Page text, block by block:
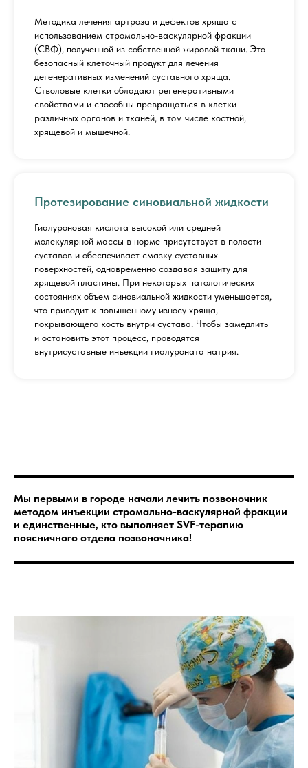
Методика лечения артроза и дефектов хряща с
использованием стромально-васкулярной фракции
(СВФ), полученной из собственной жировой ткани. Это
безопасный клеточный продукт для лечения
дегенеративных изменений суставного хряща.
Стволовые клетки обладают регенеративными
свойствами и способны превращаться в клетки
различных органов и тканей, в том числе костной,
хрящевой и мышечной.
Протезирование синовиальной жидкости
Гиалуроновая кислота высокой или средней
молекулярной массы в норме присутствует в полости
суставов и обеспечивает смазку суставных
поверхностей, одновременно создавая защиту для
хрящевой пластины. При некоторых патологических
состояниях объем синовиальной жидкости уменьшается,
что приводит к повышенному износу хряща,
покрывающего кость внутри сустава. Чтобы замедлить
и остановить этот процесс, проводятся
внутрисуставные инъекции гиалуроната натрия.
Мы первыми в городе начали лечить позвоночник
методом инъекции стромально-васкулярной фракции
и единственные, кто выполняет SVF-терапию
поясничного отдела позвоночника!